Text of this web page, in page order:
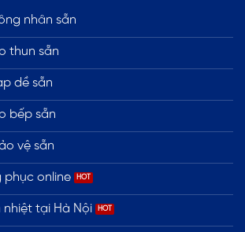
nhân sẵn
thun sẵn
dề sẵn
bếp sẵn
vệ sẵn
phục online
nhiệt tại Hà Nội